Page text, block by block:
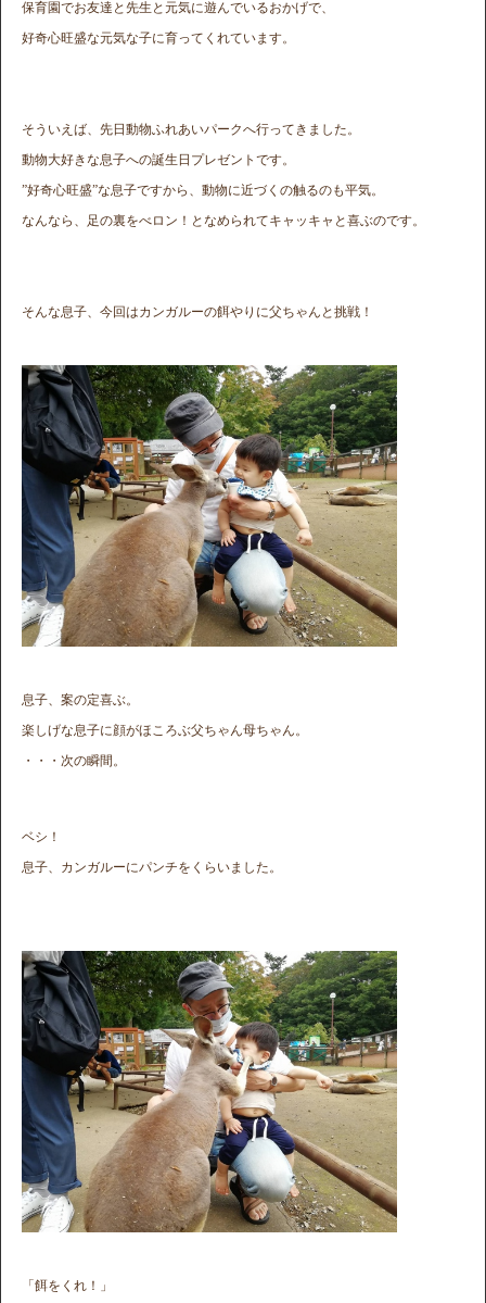
保育園でお友達と先生と元気に遊んでいるおかげで、
好奇心旺盛な元気な子に育ってくれています。
そういえば、先日動物ふれあいパークへ行ってきました。
動物大好きな息子への誕生日プレゼントです。
”好奇心旺盛”な息子ですから、動物に近づくの触るのも平気。
なんなら、足の裏をべロン！となめられてキャッキャと喜ぶのです。
そんな息子、今回はカンガルーの餌やりに父ちゃんと挑戦！
息子、案の定喜ぶ。
楽しげな息子に顔がほころぶ父ちゃん母ちゃん。
・・・次の瞬間。
ベシ！
息子、カンガルーにパンチをくらいました。
「餌をくれ！」